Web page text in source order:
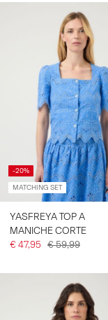
-20%
MATCHING SET
YASFREYA TOP A
MANICHE CORTE
€ 47,95 € 59,99